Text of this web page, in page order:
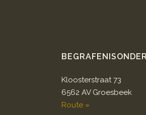
Kloosterstraat 73
6562 AV Groesbeek
Route »